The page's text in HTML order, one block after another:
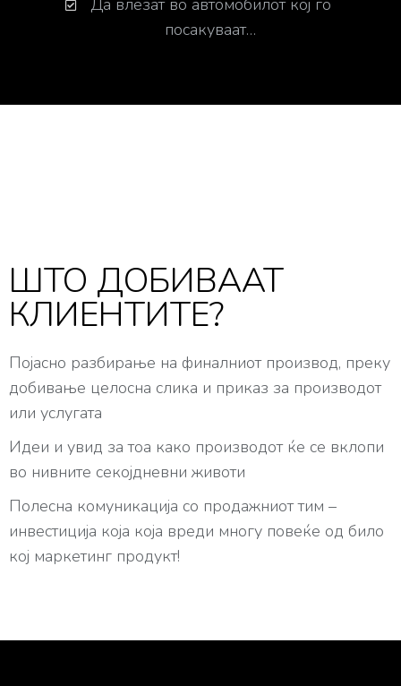
Да влезат во автомобилот кој го
посакуваат…
ШТО ДОБИВААТ
КЛИЕНТИТЕ?
Појасно разбирање на финалниот производ, преку
добивање целосна слика и приказ за производот
или услугата
Идеи и увид за тоа како производот ќе се вклопи
во нивните секојдневни животи
Полесна комуникација со продажниот тим –
инвестиција која која вреди многу повеќе од било
кој маркетинг продукт!